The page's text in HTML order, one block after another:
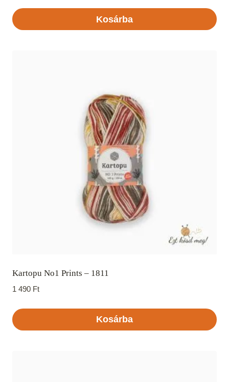
Kosárba
Kartopu No1 Prints – 1811
1 490 Ft
Kosárba